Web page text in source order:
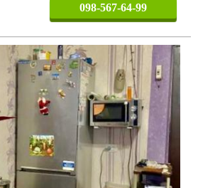
098-567-64-99